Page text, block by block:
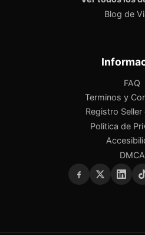
Blog de
FAQ
Terminos y
Registro Seller
Politica de
DMCA